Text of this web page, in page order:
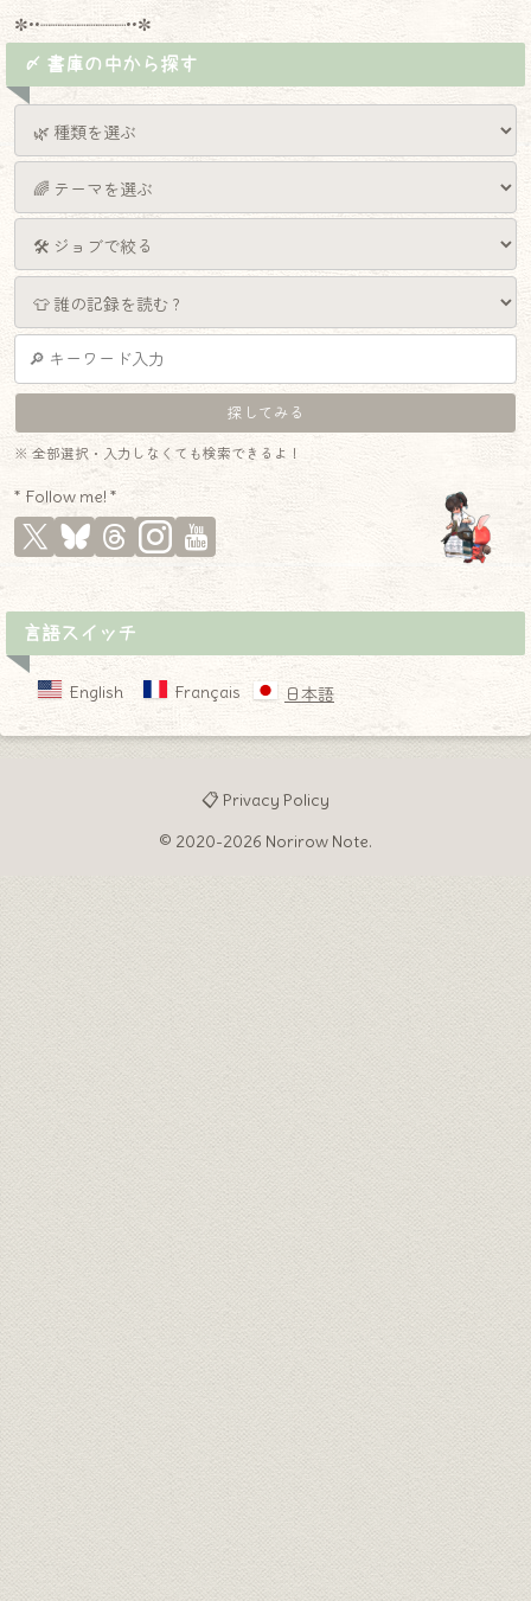
✼••┈┈┈┈┈┈┈┈┈••✼
〆 書庫の中から探す
※ 全部選択・入力しなくても検索できるよ！
* Follow me! *
言語スイッチ
English Français 日本語
📋 Privacy Policy
© 2020-2026 Norirow Note.